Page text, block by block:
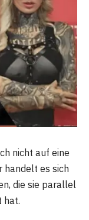
nicht auf eine
handelt es sich
die sie parallel
hat.